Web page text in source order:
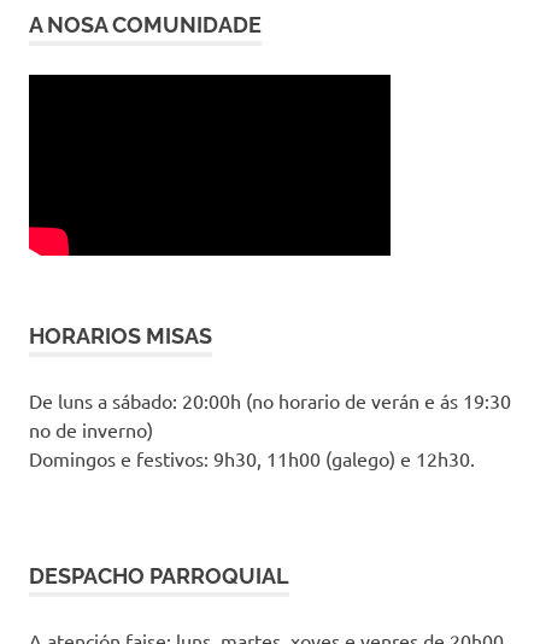
A NOSA COMUNIDADE
HORARIOS MISAS
De luns a sábado: 20:00h (no horario de verán e ás 19:30
no de inverno)
Domingos e festivos: 9h30, 11h00 (galego) e 12h30.
DESPACHO PARROQUIAL